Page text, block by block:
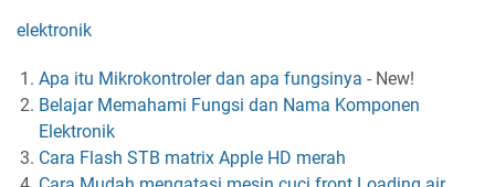
elektronik
Apa itu Mikrokontroler dan apa fungsinya - New!
Belajar Memahami Fungsi dan Nama Komponen
Elektronik
Cara Flash STB matrix Apple HD merah